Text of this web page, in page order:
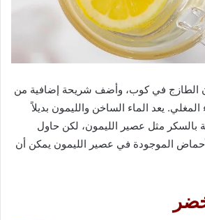
الطازج في كوب، وأضف شريحة إضافية من
يعد الماء الساخن والليمون بديلاً
بالسكر مثل عصير الليمون، لكن حاول
الموجودة في عصير الليمون يمكن أن